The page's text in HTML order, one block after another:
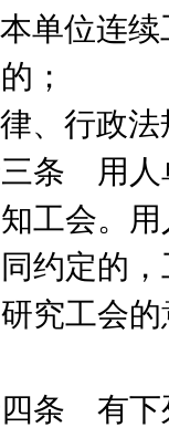
单位连续
；
、行政法
用人单
工会。
约定的
究工会
有下列